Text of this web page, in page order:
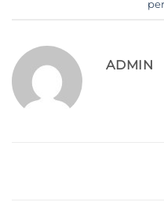
ADMIN